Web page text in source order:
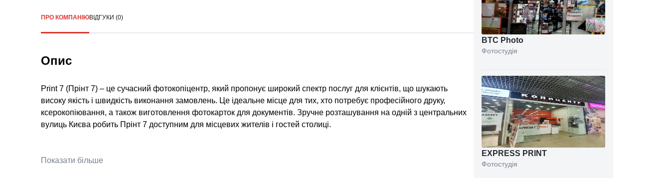
ПРО КОМПАНІЮВІДГУКИ (0)
Опис
Print 7 (Прінт 7) – це сучасний фотокопіцентр, який пропонує широкий спектр послуг для клієнтів, що шукають
високу якість і швидкість виконання замовлень. Це ідеальне місце для тих, хто потребує професійного друку,
ксерокопіювання, а також виготовлення фотокарток для документів. Зручне розташування на одній з центральних
вулиць Києва робить Прінт 7 доступним для місцевих жителів і гостей столиці.
Показати більше
BTC Photo
Фотостудія
EXPRESS PRINT
Фотостудія